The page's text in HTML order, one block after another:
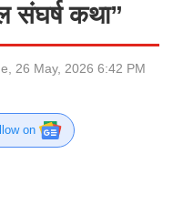
संघर्ष कथा”
26 May, 2026 6:42 PM
on